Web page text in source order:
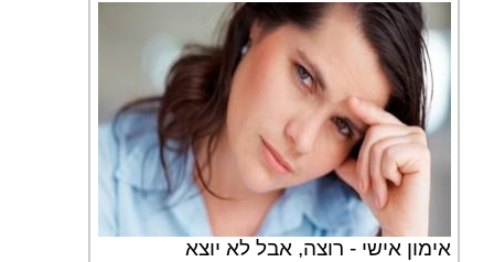
אימון אישי - רוצה, אבל לא יוצא